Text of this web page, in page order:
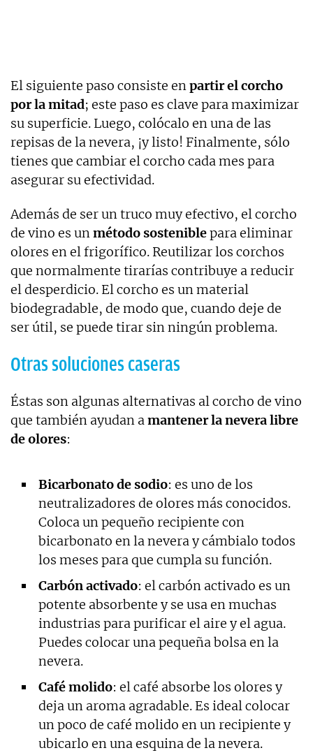
El siguiente paso consiste enpartir el corcho
por la mitad; este paso es clave para maximizar
su superficie. Luego, colócalo en una de las
repisas de la nevera, ¡y listo! Finalmente, sólo
tienes que cambiar el corcho cada mes para
asegurar su efectividad.
Además de ser un truco muy efectivo, el corcho
de vino es unmétodo sosteniblepara eliminar
olores en el frigorífico. Reutilizar los corchos
que normalmente tirarías contribuye a reducir
el desperdicio. El corcho es un material
biodegradable, de modo que, cuando deje de
ser útil, se puede tirar sin ningún problema.
Otras soluciones caseras
Éstas son algunas alternativas al corcho de vino
que también ayudan amantener la nevera libre
de olores:
Bicarbonato de sodio: es uno de los
neutralizadores de olores más conocidos.
Coloca un pequeño recipiente con
bicarbonato en la nevera y cámbialo todos
los meses para que cumpla su función.
Carbón activado: el carbón activado es un
potente absorbente y se usa en muchas
industrias para purificar el aire y el agua.
Puedes colocar una pequeña bolsa en la
nevera.
Café molido: el café absorbe los olores y
deja un aroma agradable. Es ideal colocar
un poco de café molido en un recipiente y
ubicarlo en una esquina de la nevera.